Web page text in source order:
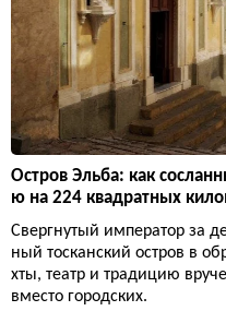
Остров Эльба: как
ю на 224 квадратных
Свергнутый император за
ный тосканский остров в
хты, театр и традицию
вместо городских.